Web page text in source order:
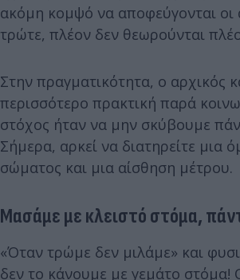
ακόμη κομψό να αποφεύγονται οι
τρώτε, πλέον δεν θεωρούνται
Στην πραγματικότητα, ο αρχικός
περισσότερο πρακτική παρά
στόχος ήταν να μην σκύβουμε
Σήμερα, αρκεί να διατηρείτε μια
σώματος και μια αίσθηση μέτρου.
Μασάμε με κλειστό στόμα,
«Όταν τρώμε δεν μιλάμε» και
δεν το κάνουμε με γεμάτο στόμα!